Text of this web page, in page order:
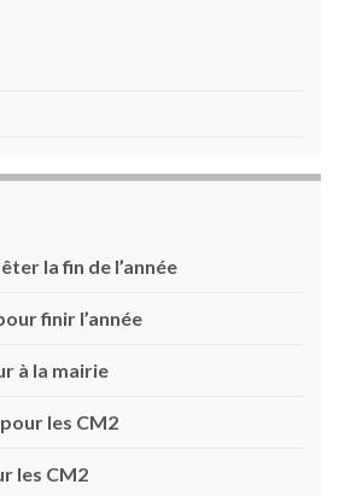
la fin de l’année
finir l’année
à la mairie
les CM2
les CM2